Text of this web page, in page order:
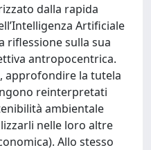
dalla rapida
Artificiale
riflessione sulla sua
antropocentrica.
approfondire la tutela
reinterpretati
ambientale
nelle loro altre
Allo stesso